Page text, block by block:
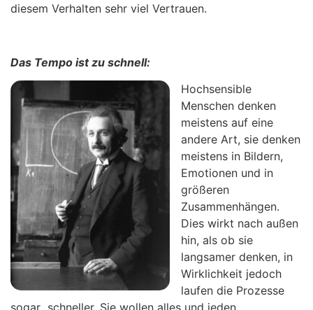
diesem Verhalten sehr viel Vertrauen.
Das Tempo ist zu schnell:
Hochsensible
Menschen denken
meistens auf eine
andere Art, sie denken
meistens in Bildern,
Emotionen und in
größeren
Zusammenhängen.
Dies wirkt nach außen
hin, als ob sie
langsamer denken, in
Wirklichkeit jedoch
laufen die Prozesse